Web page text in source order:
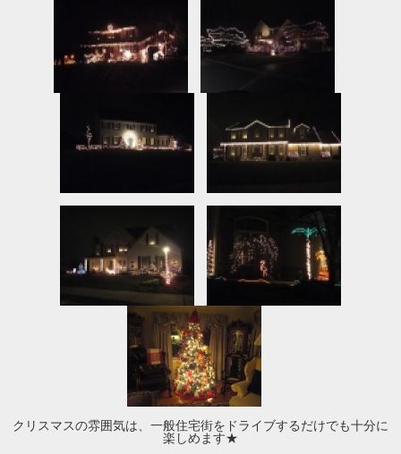
クリスマスの雰囲気は、一般住宅街をドライブするだけでも十分に
楽しめます★